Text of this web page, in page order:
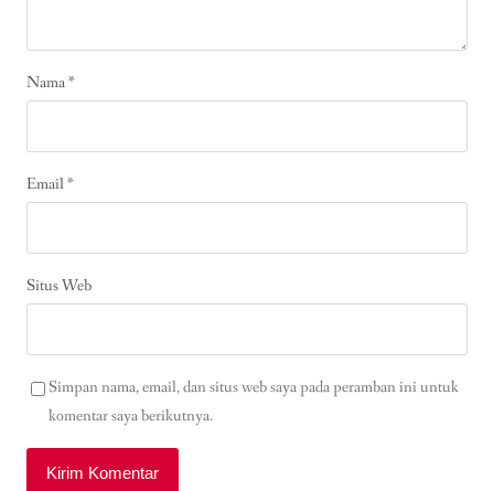
Nama*
Email*
Situs Web
Simpan nama, email, dan situs web saya pada peramban ini untuk
komentar saya berikutnya.